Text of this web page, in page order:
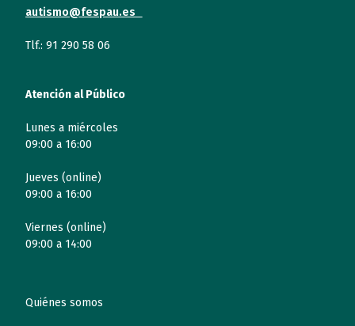
autismo@fespau.es
Tlf.: 91 290 58 06
Atención al Público
Lunes a miércoles
09:00 a 16:00
Jueves (online)
09:00 a 16:00
Viernes (online)
09:00 a 14:00
Quiénes somos